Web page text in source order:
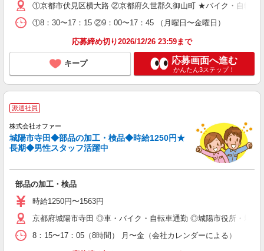
①京都市伏見区横大路 ②京都府久世郡久御山町 ★バイク・自転車
①8：30〜17：15 ②9：00〜17：45 （月曜日〜金曜日）
応募締め切り2026/12/26 23:59まで
キープ 応募画面へ進む
かんたん3ステップ！
派遣社員
株式会社オファー
城陽市寺田◆部品の加工・検品◆時給1250円★
長期◆男性スタッフ活躍中
部品の加工・検品
時給1250円〜1563円
京都府城陽市寺田 ◎車・バイク・自転車通勤 ◎城陽市役所・城陽
8：15〜17：05（8時間） 月〜金（会社カレンダーによる）